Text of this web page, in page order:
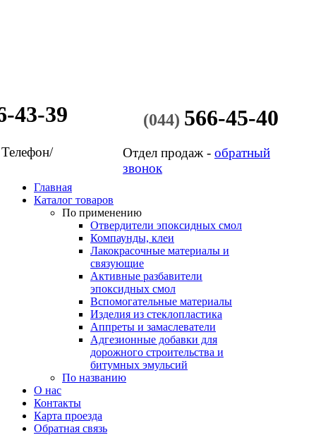
43-39 (044) 566-45-40
Отдел продаж - обратный
звонок
Главная
Каталог товаров
По применению
Отвердители эпоксидных смол
Компаунды, клеи
Лакокрасочные материалы и
связующие
Активные разбавители
эпоксидных смол
Вспомогательные материалы
Изделия из стеклопластика
Аппреты и замаслеватели
Адгезионные добавки для
дорожного строительства и
битумных эмульсий
По названию
О нас
Контакты
Карта проезда
Обратная связь